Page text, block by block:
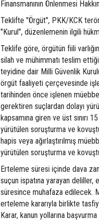
Finansmanının Önlenmesi
Teklifte "Örgüt", PKK/KCK terör
"Kurul", düzenlemenin ilgili
Teklife göre, örgütün fiili
silah ve mühimmatı teslim
teyidine dair Milli Güvenlik
örgüt faaliyeti çerçevesinde
tarihinden önce işlenen
gerektiren suçlardan dolayı
kapsamına giren ve üst sınırı
yürütülen soruşturma ve
hapis veya ağırlaştırılmış
yürütülen soruşturma ve
Erteleme süresi içinde dava
suçun ispatına yarayan
süresince muhafaza edilecek.
erteleme kararıyla birlikte
Karar, kanun yollarına